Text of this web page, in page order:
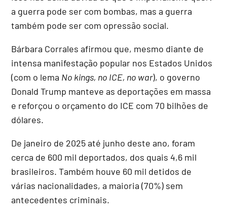
a guerra pode ser com bombas, mas a guerra
também pode ser com opressão social.
Bárbara Corrales afirmou que, mesmo diante de
intensa manifestação popular nos Estados Unidos
(com o lema No kings, no ICE, no war), o governo
Donald Trump manteve as deportações em massa
e reforçou o orçamento do ICE com 70 bilhões de
dólares.
De janeiro de 2025 até junho deste ano, foram
cerca de 600 mil deportados, dos quais 4,6 mil
brasileiros. Também houve 60 mil detidos de
várias nacionalidades, a maioria (70%) sem
antecedentes criminais.